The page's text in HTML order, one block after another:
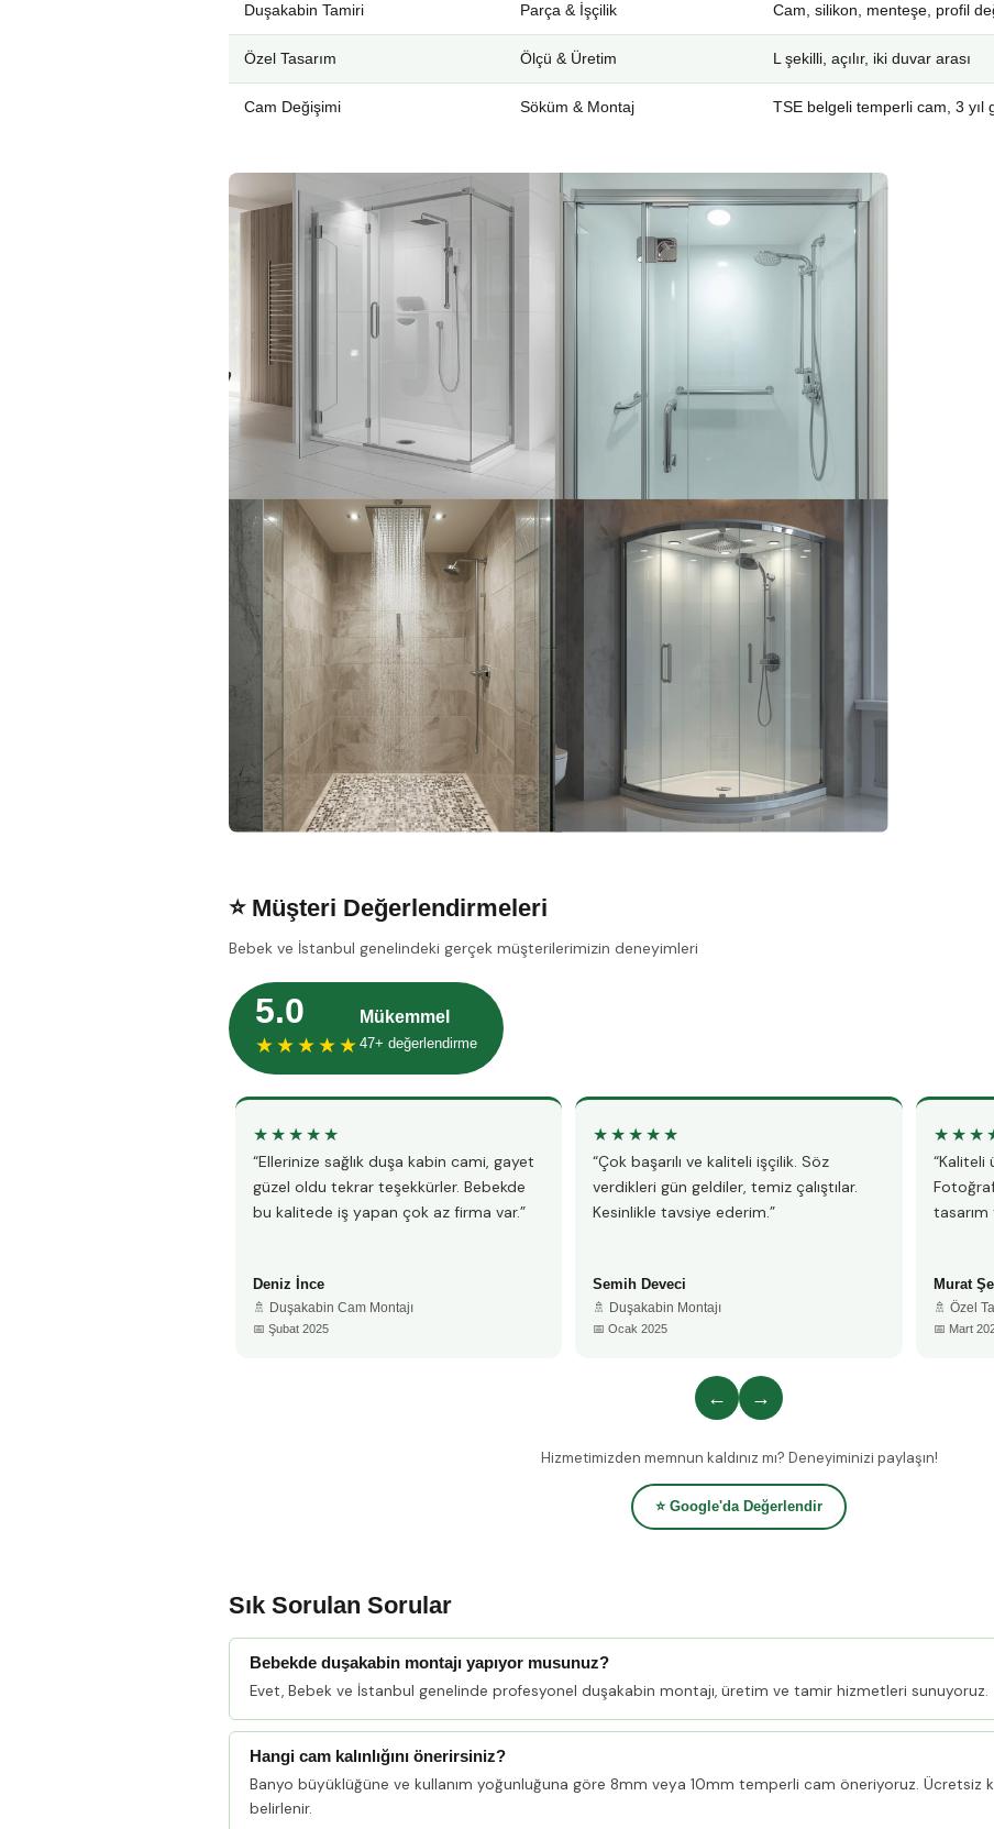
Duşakabin Tamiri Parça & İşçilik Cam, silikon, menteşe, profil
Özel Tasarım Ölçü & Üretim L şekilli, açılır, iki duvar arası
Cam Değişimi Söküm & Montaj TSE belgeli temperli cam, 3 yıl
⭐ Müşteri Değerlendirmeleri
Bebek ve İstanbul genelindeki gerçek müşterilerimizin deneyimleri
5.0
★★★★★
Mükemmel
47+ değerlendirme
★★★★★
“Ellerinize sağlık duşa kabin cami, gayet
güzel oldu tekrar teşekkürler. Bebekde
bu kalitede iş yapan çok az firma var.”
Deniz İnce
🚿 Duşakabin Cam Montajı
📅 Şubat 2025
★★★★★
“Çok başarılı ve kaliteli işçilik. Söz
verdikleri gün geldiler, temiz çalıştılar.
Kesinlikle tavsiye ederim.”
Semih Deveci
🚿 Duşakabin Montajı
📅 Ocak 2025
“Kaliteli
Murat
🚿 Özel
📅 Mart
← →
Hizmetimizden memnun kaldınız mı? Deneyiminizi paylaşın!
⭐ Google'da Değerlendir
Sık Sorulan Sorular
Bebekde duşakabin montajı yapıyor musunuz?
Evet, Bebek ve İstanbul genelinde profesyonel duşakabin montajı, üretim ve tamir hizmetleri sunuyoruz.
Hangi cam kalınlığını önerirsiniz?
Banyo büyüklüğüne ve kullanım yoğunluğuna göre 8mm veya 10mm temperli cam öneriyoruz. Ücretsiz
belirlenir.